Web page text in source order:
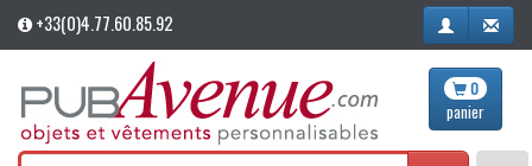
+33(0)4.77.60.85.92
0
panier